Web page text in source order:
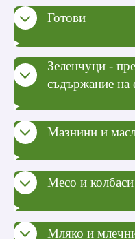
Готови
Зеленчуци -
съдържание на
Мазнини и
Месо и колбаси
Mляко и